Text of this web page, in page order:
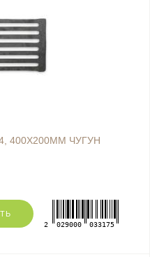
400Х200ММ ЧУГУН
2 029000 033175